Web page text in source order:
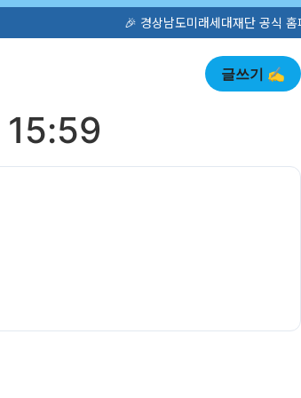
경상남도미래세대재단 공식 홈페이지가 새롭게 오픈
글쓰기 ✍️
15:59